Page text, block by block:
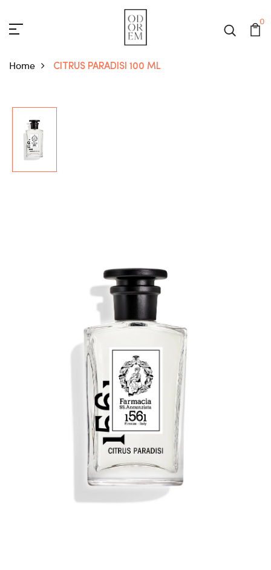
0
Home CITRUS PARADISI 100 ML